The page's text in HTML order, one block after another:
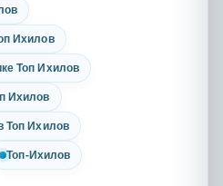
Ихилов
Топ Ихилов
Ихилов
Топ Ихилов
Топ-Ихилов